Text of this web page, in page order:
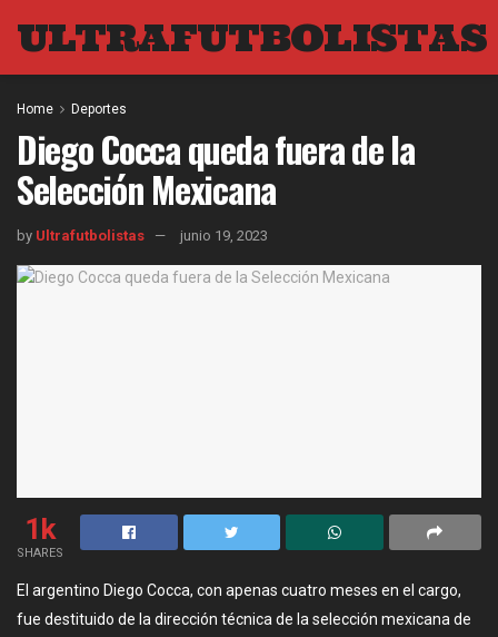
ULTRAFUTBOLISTAS
Home Deportes
Diego Cocca queda fuera de la
Selección Mexicana
by Ultrafutbolistas junio 19, 2023
1k
SHARES
El argentino Diego Cocca, con apenas cuatro meses en el cargo,
fue destituido de la dirección técnica de la selección mexicana de